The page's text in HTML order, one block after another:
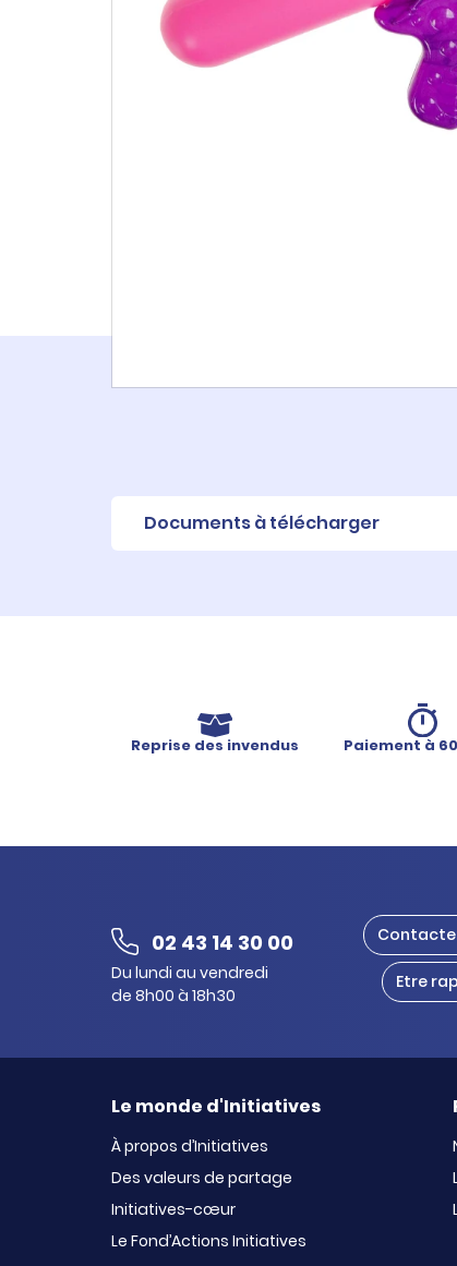
Documents à télécharger
Reprise des invendus Paiement à
02 43 14 30 00
Du lundi au vendredi
de 8h00 à 18h30
Etre
Le monde d'Initiatives
À propos d’Initiatives
Des valeurs de partage
Initiatives-cœur
Le Fond’Actions Initiatives